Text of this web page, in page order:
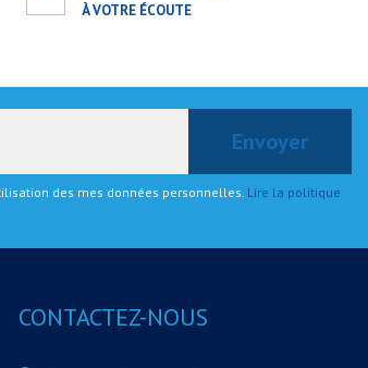
À VOTRE ÉCOUTE
des mes données personnelles. Lire la politique
CONTACTEZ-NOUS